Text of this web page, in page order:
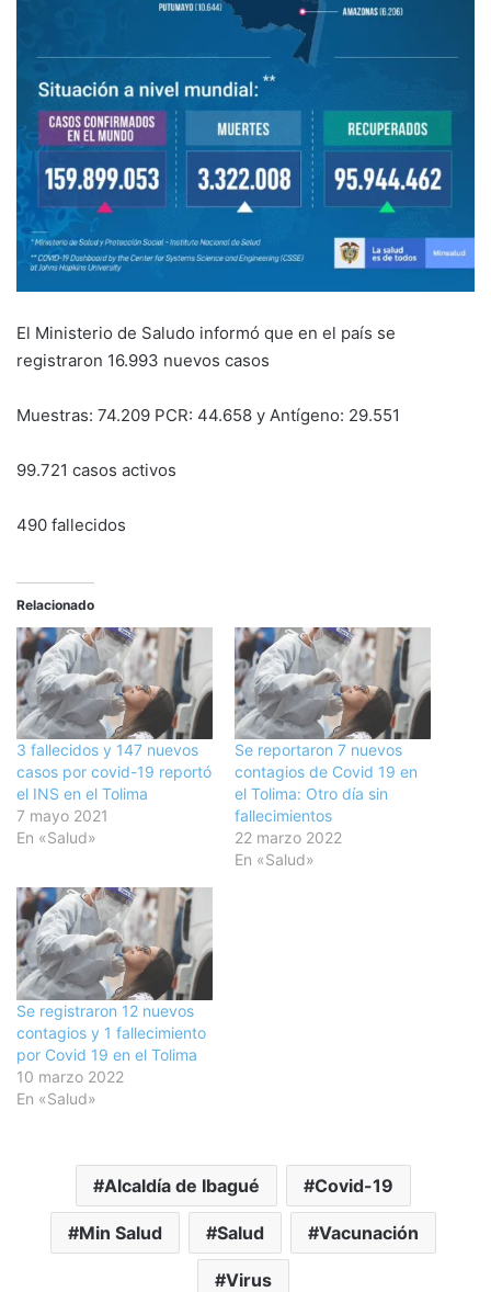
El Ministerio de Saludo informó que en el país se
registraron 16.993 nuevos casos
Muestras: 74.209 PCR: 44.658 y Antígeno: 29.551
99.721 casos activos
490 fallecidos
Relacionado
3 fallecidos y 147 nuevos
casos por covid-19 reportó
el INS en el Tolima
7 mayo 2021
En «Salud»
Se reportaron 7 nuevos
contagios de Covid 19 en
el Tolima: Otro día sin
fallecimientos
22 marzo 2022
En «Salud»
Se registraron 12 nuevos
contagios y 1 fallecimiento
por Covid 19 en el Tolima
10 marzo 2022
En «Salud»
Alcaldía de Ibagué Covid-19
Min Salud Salud Vacunación
Virus